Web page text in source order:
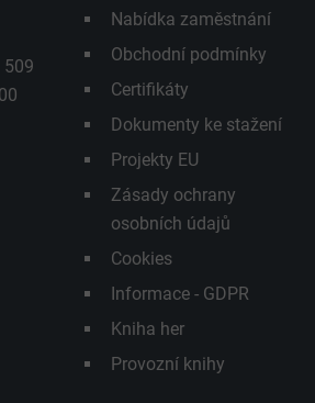
509
Nabídka zaměstnání
Obchodní podmínky
Certifikáty
Dokumenty ke stažení
Projekty EU
Zásady ochrany
osobních údajů
Cookies
Informace - GDPR
Kniha her
Provozní knihy